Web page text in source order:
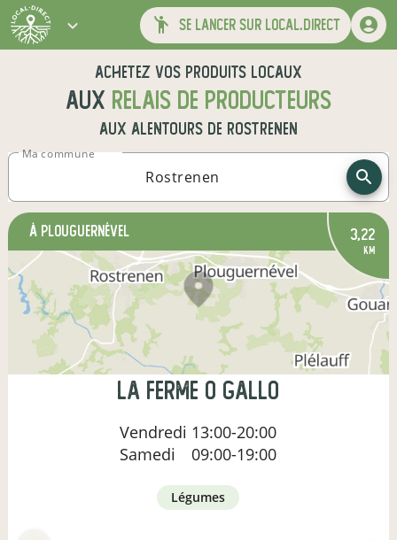
se lancer sur local.direct
Achetez vos produits locaux
aux relais de producteurs
aux alentours de Rostrenen
Ma commune
à Plouguernével 3,22
km
la ferme o gallo
Vendredi 13:00-20:00
Samedi
09:00-19:00
légumes